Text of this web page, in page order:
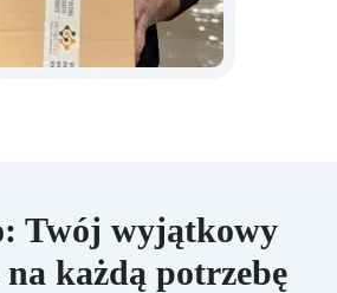
Twój wyjątkowy
na każdą potrzebę